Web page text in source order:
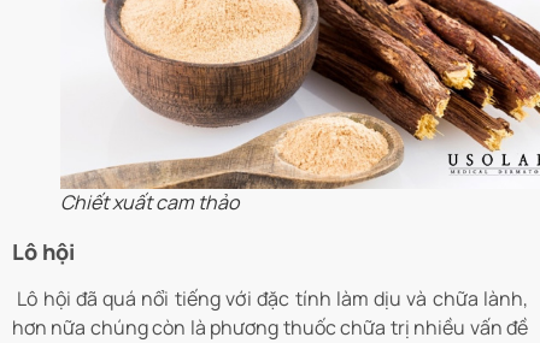
Chiết xuất cam thảo
Lô hội
Lô hội đã quá nổi tiếng với đặc tính làm dịu và chữa lành,
hơn nữa chúng còn là phương thuốc chữa trị nhiều vấn đề